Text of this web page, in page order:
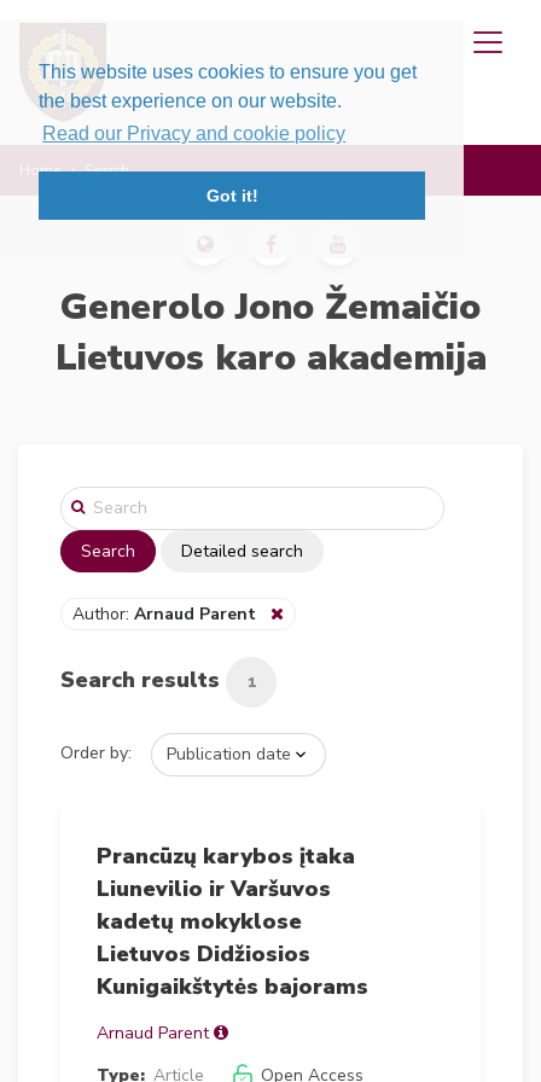
This website uses cookies to ensure you get
the best experience on our website.
Read our Privacy and cookie policy
Got it!
Home Search
Generolo Jono Žemaičio
Lietuvos karo akademija
Search Detailed search
Author: Arnaud Parent
Search results 1
Order by:
Prancūzų karybos įtaka
Liunevilio ir Varšuvos
kadetų mokyklose
Lietuvos Didžiosios
Kunigaikštytės bajorams
Arnaud Parent
Type: Article Open Access